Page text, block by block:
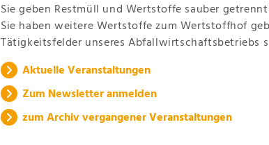
Sie geben Restmüll und Wertstoffe sauber
Sie haben weitere Wertstoffe zum Wertstoffhof
Tätigkeitsfelder unseres Abfallwirtschaftsbetriebs
Aktuelle Veranstaltungen
Zum Newsletter anmelden
zum Archiv vergangener Veranstaltungen